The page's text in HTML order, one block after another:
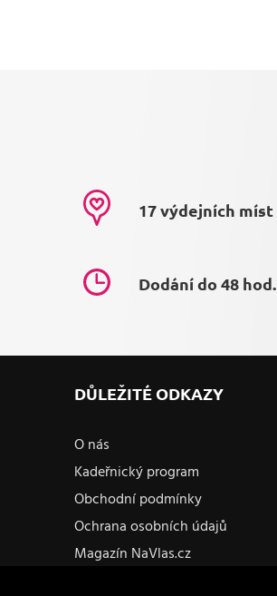
17 výdejních míst
Dodání do 48 hod.
DŮLEŽITÉ ODKAZY
O nás
Kadeřnický program
Obchodní podmínky
Ochrana osobních údajů
Magazín NaVlas.cz